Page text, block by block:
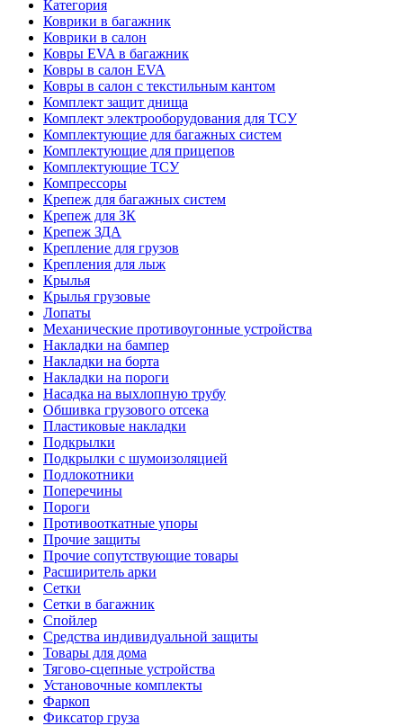
Категория
Коврики в багажник
Коврики в салон
Ковры EVA в багажник
Ковры в салон EVA
Ковры в салон с текстильным кантом
Комплект защит днища
Комплект электрооборудования для ТСУ
Комплектующие для багажных систем
Комплектующие для прицепов
Комплектующие ТСУ
Компрессоры
Крепеж для багажных систем
Крепеж для ЗК
Крепеж ЗДА
Крепление для грузов
Крепления для лыж
Крылья
Крылья грузовые
Лопаты
Механические противоугонные устройства
Накладки на бампер
Накладки на борта
Накладки на пороги
Насадка на выхлопную трубу
Обшивка грузового отсека
Пластиковые накладки
Подкрылки
Подкрылки с шумоизоляцией
Подлокотники
Поперечины
Пороги
Противооткатные упоры
Прочие защиты
Прочие сопутствующие товары
Расширитель арки
Сетки
Сетки в багажник
Спойлер
Средства индивидуальной защиты
Товары для дома
Тягово-сцепные устройства
Установочные комплекты
Фаркоп
Фиксатор груза